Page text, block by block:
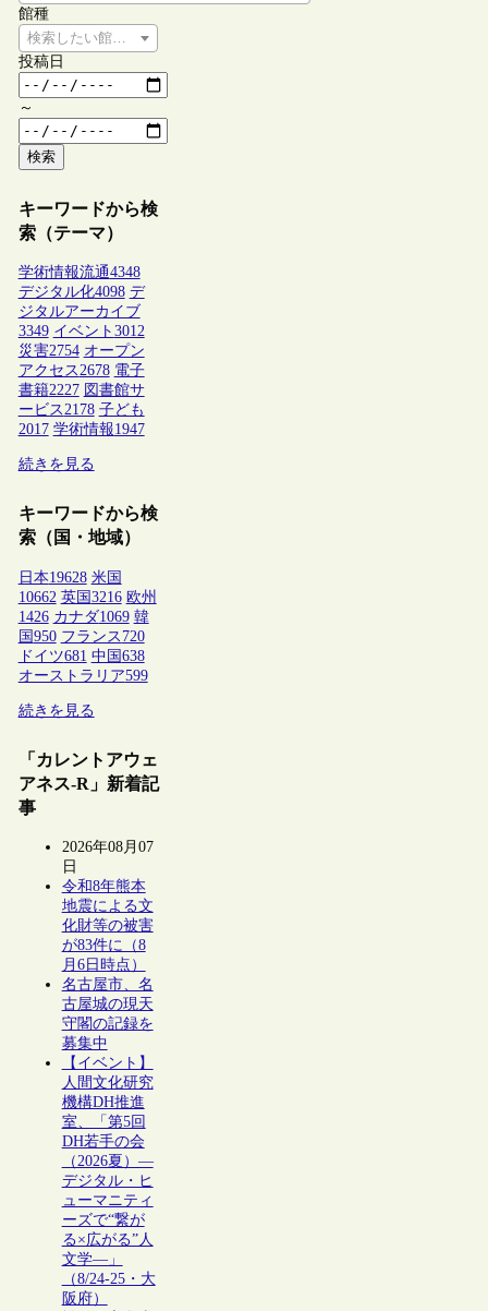
館種
検索したい館種を選択してください
投稿日
～
検索
キーワードから検
索（テーマ）
学術情報流通4348
デジタル化4098 デ
ジタルアーカイブ
3349 イベント 3012
災害2754 オープン
アクセス2678 電子
書籍2227 図書館サ
ービス2178 子ども
2017 学術情報1947
続きを見る
キーワードから検
索（国・地域）
日本19628 米国
10662 英国3216 欧州
1426 カナダ1069 韓
国950 フランス 720
ドイツ681 中国638
オーストラリア599
続きを見る
「カレントアウェ
アネス-R」新着記
事
2026年08月07
日
令和8年熊本
地震による文
化財等の被害
が83件に（8
月6日時点）
名古屋市、名
古屋城の現天
守閣の記録を
募集中
【イベント】
人間文化研究
機構DH推進
室、「第5回
DH若手の会
（2026夏）―
デジタル・ヒ
ューマニティ
ーズで“繋が
る×広がる”人
文学―」
（8/24-25・大
阪府）